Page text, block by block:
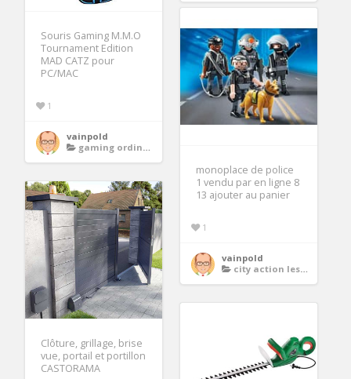
Souris Gaming M.M.O
Tournament Edition
MAD CATZ pour
PC/MAC
1
vainpold
gaming ordinateurs gamers
monoplace de police
1 vendu par en ligne 8
13 ajouter au panier
1
vainpold
city action les policiers
Clôture, grillage, brise
vue, portail et portillon
CASTORAMA